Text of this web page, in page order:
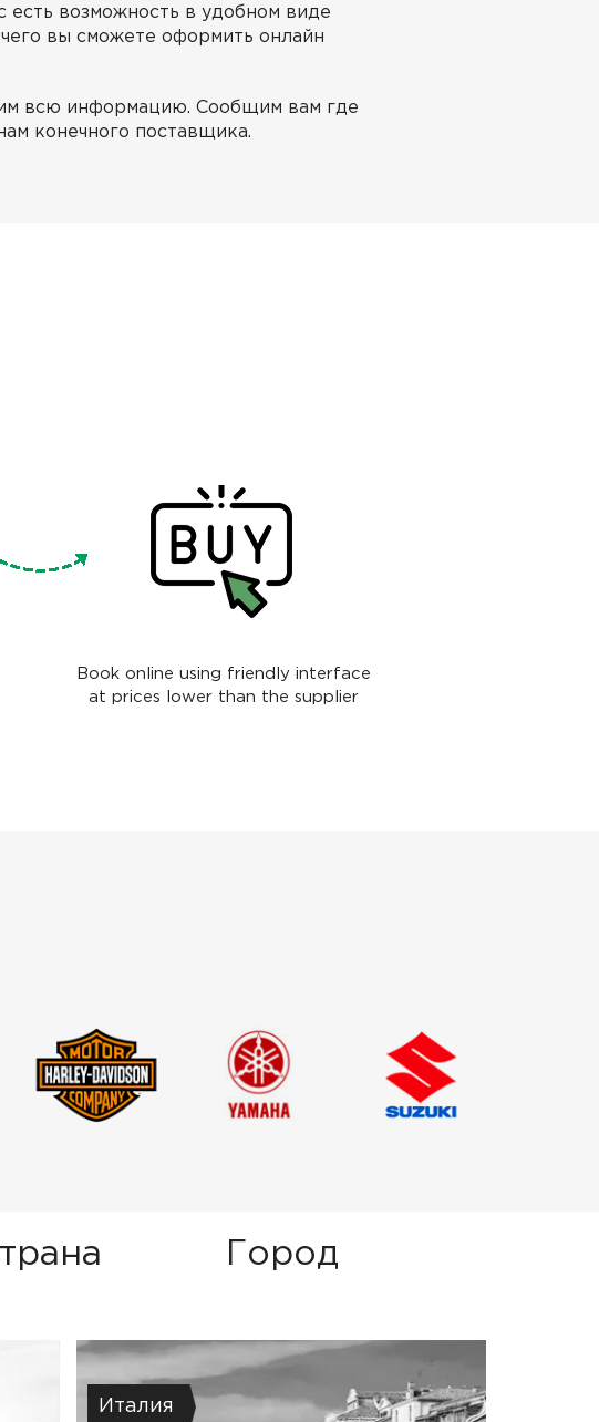
возможность в удобном виде
вы сможете оформить онлайн
всю информацию. Сообщим вам где
конечного поставщика.
Book online using friendly interface
at prices lower than the supplier
Город
Италия